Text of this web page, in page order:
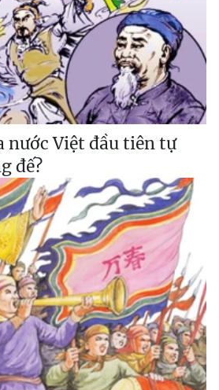
nước Việt đầu tiên tự
đế?